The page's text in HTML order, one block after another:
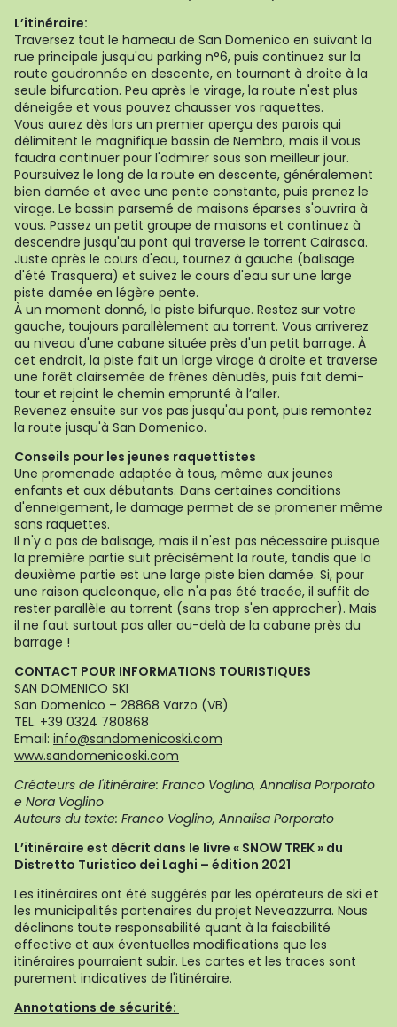
L’itinéraire:
Traversez tout le hameau de San Domenico en suivant la
rue principale jusqu'au parking n°6, puis continuez sur la
route goudronnée en descente, en tournant à droite à la
seule bifurcation. Peu après le virage, la route n'est plus
déneigée et vous pouvez chausser vos raquettes.
Vous aurez dès lors un premier aperçu des parois qui
délimitent le magnifique bassin de Nembro, mais il vous
faudra continuer pour l'admirer sous son meilleur jour.
Poursuivez le long de la route en descente, généralement
bien damée et avec une pente constante, puis prenez le
virage. Le bassin parsemé de maisons éparses s'ouvrira à
vous. Passez un petit groupe de maisons et continuez à
descendre jusqu'au pont qui traverse le torrent Cairasca.
Juste après le cours d'eau, tournez à gauche (balisage
d'été Trasquera) et suivez le cours d'eau sur une large
piste damée en légère pente.
À un moment donné, la piste bifurque. Restez sur votre
gauche, toujours parallèlement au torrent. Vous arriverez
au niveau d'une cabane située près d'un petit barrage. À
cet endroit, la piste fait un large virage à droite et traverse
une forêt clairsemée de frênes dénudés, puis fait demi-
tour et rejoint le chemin emprunté à l’aller.
Revenez ensuite sur vos pas jusqu'au pont, puis remontez
la route jusqu'à San Domenico.
Conseils pour les jeunes raquettistes
Une promenade adaptée à tous, même aux jeunes
enfants et aux débutants. Dans certaines conditions
d'enneigement, le damage permet de se promener même
sans raquettes.
Il n'y a pas de balisage, mais il n'est pas nécessaire puisque
la première partie suit précisément la route, tandis que la
deuxième partie est une large piste bien damée. Si, pour
une raison quelconque, elle n'a pas été tracée, il suffit de
rester parallèle au torrent (sans trop s'en approcher). Mais
il ne faut surtout pas aller au-delà de la cabane près du
barrage !
CONTACT POUR INFORMATIONS TOURISTIQUES
SAN DOMENICO SKI
San Domenico – 28868 Varzo (VB)
TEL. +39 0324 780868
Email: info@sandomenicoski.com
www.sandomenicoski.com
Créateurs de l'itinéraire: Franco Voglino, Annalisa Porporato
e Nora Voglino
Auteurs du texte: Franco Voglino, Annalisa Porporato
L’itinéraire est décrit dans le livre « SNOW TREK » du
Distretto Turistico dei Laghi – édition 2021
Les itinéraires ont été suggérés par les opérateurs de ski et
les municipalités partenaires du projet Neveazzurra. Nous
déclinons toute responsabilité quant à la faisabilité
effective et aux éventuelles modifications que les
itinéraires pourraient subir. Les cartes et les traces sont
purement indicatives de l'itinéraire.
Annotations de sécurité: